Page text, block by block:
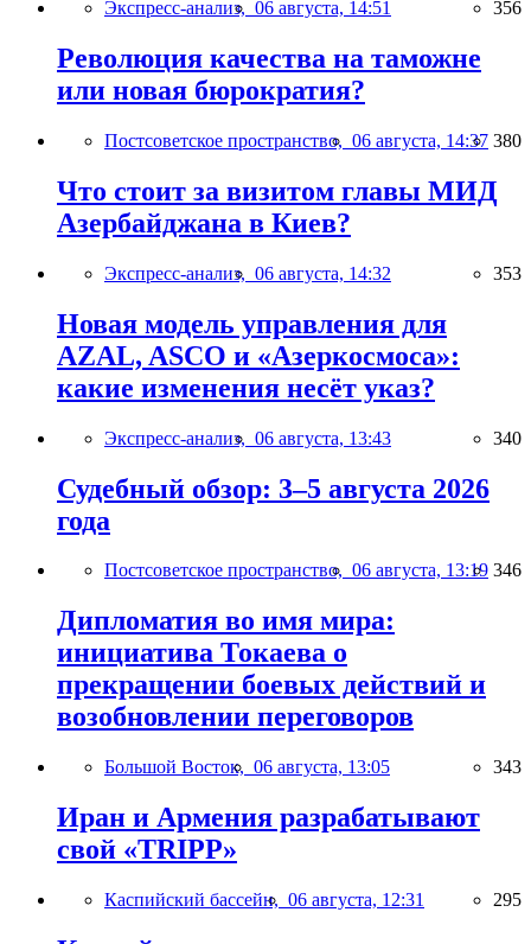
Экспресс-анализ, 06 августа, 14:51 356
Революция качества на таможне
или новая бюрократия?
Постсоветское пространство, 06 августа, 14:37 380
Что стоит за визитом главы МИД
Азербайджана в Киев?
Экспресс-анализ, 06 августа, 14:32 353
Новая модель управления для
AZAL, ASCO и «Азеркосмоса»:
какие изменения несёт указ?
Экспресс-анализ, 06 августа, 13:43 340
Судебный обзор: 3–5 августа 2026
года
Постсоветское пространство, 06 августа, 13:19 346
Дипломатия во имя мира:
инициатива Токаева о
прекращении боевых действий и
возобновлении переговоров
Большой Восток, 06 августа, 13:05 343
Иран и Армения разрабатывают
свой «TRIPP»
Каспийский бассейн, 06 августа, 12:31 295